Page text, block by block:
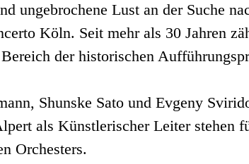
ungebrochene Lust an der Suche
Köln. Seit mehr als 30 Jahren
der historischen
Shunske Sato und Evgeny
als Künstlerischer Leiter stehen
Orchesters.